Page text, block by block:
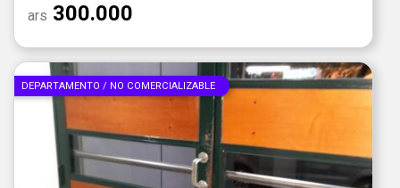
ars 300.000
DEPARTAMENTO / NO COMERCIALIZABLE